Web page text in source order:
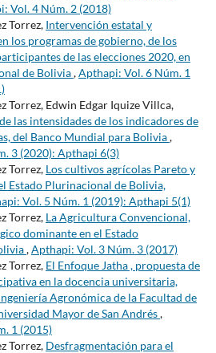
Vol. 4 Núm. 2 (2018)
Torrez, Intervención estatal y
los programas de gobierno, de los
de las elecciones 2020, en
de Bolivia,Apthapi: Vol. 6 Núm. 1
Torrez, Edwin Edgar Iquize Villca,
las intensidades de los indicadores de
del Banco Mundial para Bolivia,
3 (2020): Apthapi 6(3)
Torrez, Los cultivos agrícolas Pareto y
Estado Plurinacional de Bolivia,
Vol. 5 Núm. 1 (2019): Apthapi 5(1)
Torrez, La Agricultura Convencional,
dominante en el Estado
,Apthapi: Vol. 3 Núm. 3 (2017)
Torrez, El Enfoque Jatha , propuesta de
en la docencia universitaria,
Agronómica de la Facultad de
Mayor de San Andrés,
1 (2015)
Torrez, Desfragmentación para el